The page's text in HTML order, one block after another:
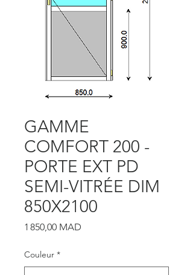
GAMME
COMFORT 200 -
PORTE EXT PD
SEMI-VITRÉE DIM
850X2100
1 850,00 MAD
Couleur *